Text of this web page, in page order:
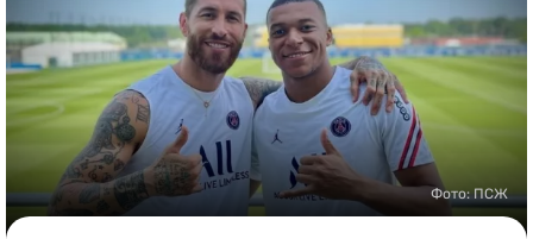
ЛЕ
ЧЕ-2028
Букмекеры
Казино
Фото: ПСЖ